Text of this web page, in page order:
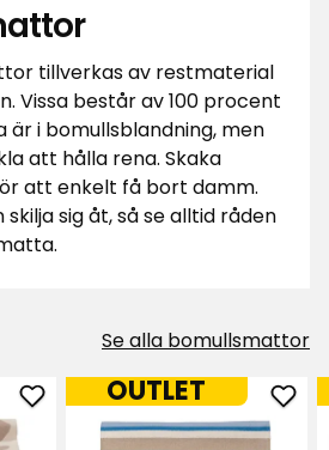
tillverkas av restmaterial
Vissa består av 100 procent
är i bomullsblandning, men
att hålla rena. Skaka
att enkelt få bort damm.
sig åt, så se alltid råden
Se alla bomullsmattor
Lägg
OUTLET
Lägg